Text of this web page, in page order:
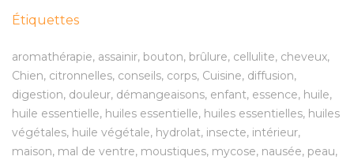
Étiquettes
aromathérapie assainir bouton brûlure cellulite cheveux
Chien citronnelles conseils corps Cuisine diffusion
digestion douleur démangeaisons enfant essence huile
huile essentielle huiles essentielle huiles essentielles huiles
végétales huile végétale hydrolat insecte intérieur
maison mal de ventre moustiques mycose nausée peau